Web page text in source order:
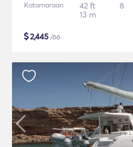
Katamaraan
42 ft
13 m
8
$2,445 /öö